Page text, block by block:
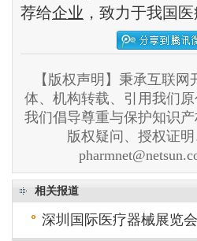
荐给企业 ，致力于我国
【版权声明】秉承互联
体、机构转载、引用我们
我们倡导尊重与保护知识
版权疑问、授权证
相关报道
深圳国际医疗器械展览